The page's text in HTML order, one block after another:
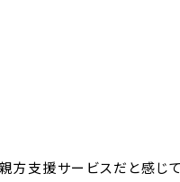
方支援サービスだと感じて